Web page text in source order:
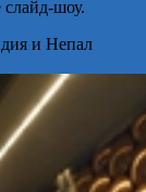
шоу.
и Непал